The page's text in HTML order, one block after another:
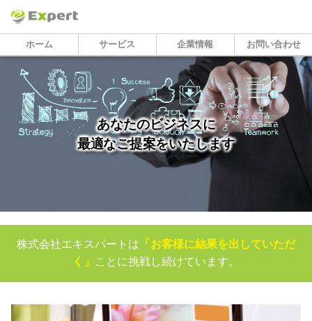
ホーム サービス 企業情報 お問い合わせ
あなたのビジネスに
最適なご提案をいたします
株式会社エキスパートは 「お客様に結果を出していただ
く」
ことに挑戦し続けています。